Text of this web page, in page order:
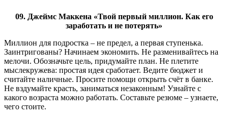
09. Джеймс Маккена «Твой первый миллион. Как его
заработать и не потерять»
Миллион для подростка – не предел, а первая ступенька.
Заинтригованы? Начинаем экономить. Не разменивайтесь на
мелочи. Обозначьте цель, придумайте план. Не плетите
мыслекружева: простая идея сработает. Ведите бюджет и
считайте наличные. Просите помощи открыть счёт в банке.
Не вздумайте красть, заниматься незаконным! Узнайте с
какого возраста можно работать. Составьте резюме – узнаете,
чего стоите.